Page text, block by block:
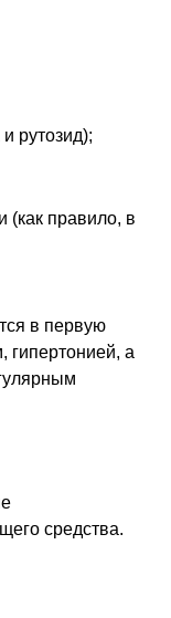
рутозид);
(как правило, в
в первую
гипертонией, а
средства.